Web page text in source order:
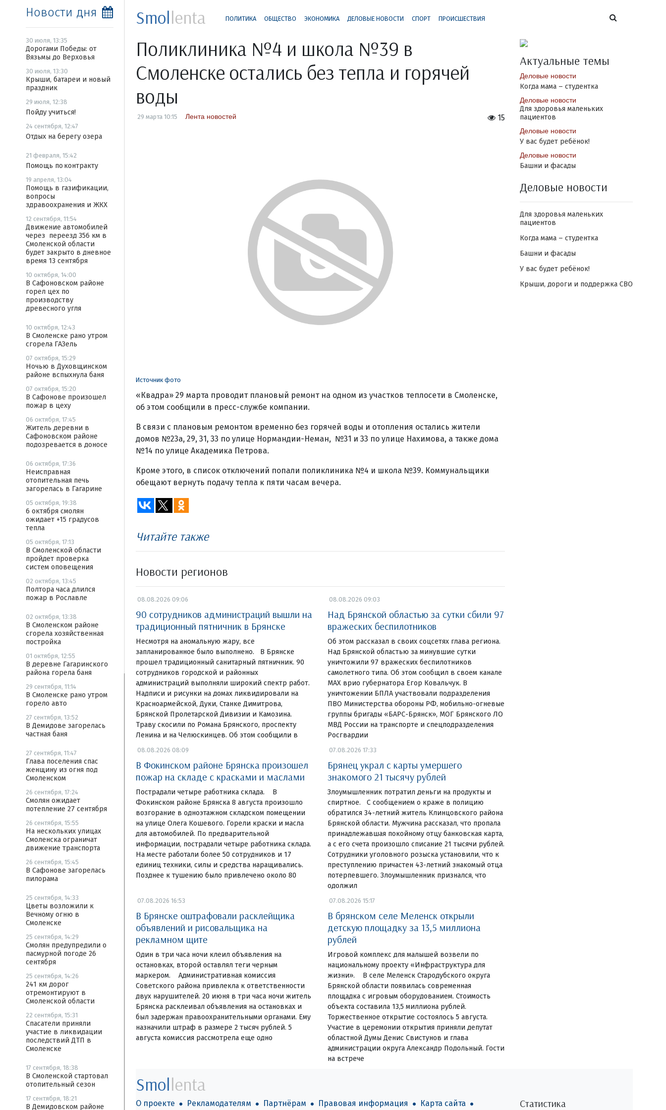
Новости дня
30 июля, 13:35
Дорогами Победы: от
Вязьмы до Верховья
30 июля, 13:30
Крыши, батареи и новый
праздник
29 июля, 12:38
Пойду учиться!
24 сентября, 12:47
Отдых на берегу озера
21 февраля, 15:42
Помощь по контракту
19 апреля, 13:04
Помощь в газификации,
вопросы
здравоохранения и ЖКХ
12 сентября, 11:54
Движение автомобилей
через переезд 356 км в
Смоленской области
будет закрыто в дневное
время 13 сентября
10 октября, 14:00
В Сафоновском районе
горел цех по
производству
древесного угля
10 октября, 12:43
В Смоленске рано утром
сгорела ГАЗель
07 октября, 15:29
Ночью в Духовщинском
районе вспыхнула баня
07 октября, 15:20
В Сафонове произошел
пожар в цеху
06 октября, 17:45
Житель деревни в
Сафоновском районе
подозревается в доносе
06 октября, 17:36
Неисправная
отопительная печь
загорелась в Гагарине
05 октября, 19:38
6 октября смолян
ожидает +15 градусов
тепла
05 октября, 17:13
В Смоленской области
пройдет проверка
систем оповещения
02 октября, 13:45
Полтора часа длился
пожар в Рославле
02 октября, 13:38
В Смоленском районе
сгорела хозяйственная
постройка
01 октября, 12:55
В деревне Гагаринского
района горела баня
29 сентября, 11:14
В Смоленске рано утром
горело авто
27 сентября, 13:52
В Демидове загорелась
частная баня
27 сентября, 11:47
Глава поселения спас
женщину из огня под
Смоленском
26 сентября, 17:24
Смолян ожидает
потепление 27 сентября
26 сентября, 15:55
На нескольких улицах
Смоленска ограничат
движение транспорта
26 сентября, 15:45
В Сафонове загорелась
пилорама
25 сентября, 14:33
Цветы возложили к
Вечному огню в
Смоленске
25 сентября, 14:29
Смолян предупредили о
пасмурной погоде 26
сентября
25 сентября, 14:26
241 км дорог
отремонтируют в
Смоленской области
22 сентября, 15:31
Спасатели приняли
участие в ликвидации
последствий ДТП в
Смоленске
17 сентября, 18:38
В Смоленской стартовал
отопительный сезон
17 сентября, 18:21
В Демидовском районе
Smollenta ПОЛИТИКА ОБЩЕСТВО ЭКОНОМИКА ДЕЛОВЫЕ НОВОСТИ СПОРТ ПРОИСШЕСТВИЯ
Поликлиника №4 и школа №39 в
Смоленске остались без тепла и горячей
воды
15
29 марта 10:15 Лента новостей
Источник фото
«Квадра» 29 марта проводит плановый ремонт на одном из участков теплосети в Смоленске,
об этом сообщили в пресс-службе компании.
В связи с плановым ремонтом временно без горячей воды и отопления остались жители
домов №23а, 29, 31, 33 по улице Нормандии-Неман, №31 и 33 по улице Нахимова, а также дома
№14 по улице Академика Петрова.
Кроме этого, в список отключений попали поликлиника №4 и школа №39. Коммунальщики
обещают вернуть подачу тепла к пяти часам вечера.
Читайте также
Новости регионов
08.08.2026 09:06
90 сотрудников администраций вышли на
традиционный пятничник в Брянске
Несмотря на аномальную жару, все
запланированное было выполнено. В Брянске
прошел традиционный санитарный пятничник. 90
сотрудников городской и районных
администраций выполняли широкий спектр работ.
Надписи и рисунки на домах ликвидировали на
Красноармейской, Дуки, Станке Димитрова,
Брянской Пролетарской Дивизии и Камозина.
Траву скосили по Романа Брянского, проспекту
Ленина и на Челюскинцев. Об этом сообщили в
08.08.2026 09:03
Над Брянской областью за сутки сбили 97
вражеских беспилотников
Об этом рассказал в своих соцсетях глава региона.
Над Брянской областью за минувшие сутки
уничтожили 97 вражеских беспилотников
самолетного типа. Об этом сообщил в своем канале
МАХ врио губернатора Егор Ковальчук. В
уничтожении БПЛА участвовали подразделения
ПВО Министерства обороны РФ, мобильно-огневые
группы бригады «БАРС-Брянск», МОГ Брянского ЛО
МВД России на транспорте и спецподразделения
Росгвардии
08.08.2026 08:09
В Фокинском районе Брянска произошел
пожар на складе с красками и маслами
Пострадали четыре работника склада. В
Фокинском районе Брянска 8 августа произошло
возгорание в одноэтажном складском помещении
на улице Олега Кошевого. Горели краски и масла
для автомобилей. По предварительной
информации, пострадали четыре работника склада.
На месте работали более 50 сотрудников и 17
единиц техники, силы и средства наращивались.
Позднее к тушению было привлечено около 80
07.08.2026 17:33
Брянец украл с карты умершего
знакомого 21 тысячу рублей
Злоумышленник потратил деньги на продукты и
спиртное. С сообщением о краже в полицию
обратился 34-летний житель Клинцовского района
Брянской области. Мужчина рассказал, что пропала
принадлежавшая покойному отцу банковская карта,
а с его счета произошло списание 21 тысячи рублей.
Сотрудники уголовного розыска установили, что к
преступлению причастен 43-летний знакомый отца
потерпевшего. Злоумышленник признался, что
одолжил
07.08.2026 16:53
В Брянске оштрафовали расклейщика
объявлений и рисовальщика на
рекламном щите
Один в три часа ночи клеил объявления на
остановках, второй оставлял теги черным
маркером. Административная комиссия
Советского района привлекла к ответственности
двух нарушителей. 20 июня в три часа ночи житель
Брянска расклеивал объявления на остановках и
был задержан правоохранительными органами. Ему
назначили штраф в размере 2 тысяч рублей. 5
августа комиссия рассмотрела еще одно
07.08.2026 15:17
В брянском селе Меленск открыли
детскую площадку за 13,5 миллиона
рублей
Игровой комплекс для малышей возвели по
национальному проекту «Инфраструктура для
жизни». В селе Меленск Стародубского округа
Брянской области появилась современная
площадка с игровым оборудованием. Стоимость
объекта составила 13,5 миллиона рублей.
Торжественное открытие состоялось 5 августа.
Участие в церемонии открытия приняли депутат
областной Думы Денис Свистунов и глава
администрации округа Александр Подольный. Гости
на встрече
Актуальные темы
Деловые новости
Когда мама – студентка
Деловые новости
Для здоровья маленьких
пациентов
Деловые новости
У вас будет ребёнок!
Деловые новости
Башни и фасады
Деловые новости
Для здоровья маленьких
пациентов
Когда мама – студентка
Башни и фасады
У вас будет ребёнок!
Крыши, дороги и поддержка СВО
Smollenta
О проекте Рекламодателям Партнёрам Правовая информация Карта сайта Статистика